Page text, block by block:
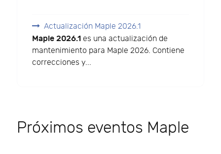
Actualización Maple 2026.1
Maple 2026.1 es una actualización de
mantenimiento para Maple 2026. Contiene
correcciones y...
Próximos eventos Maple